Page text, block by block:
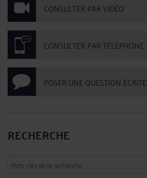
CONSULTER PAR VIDÉO
CONSULTER PAR TÉLÉPHONE
POSER UNE QUESTION ÉCRITE
RECHERCHE